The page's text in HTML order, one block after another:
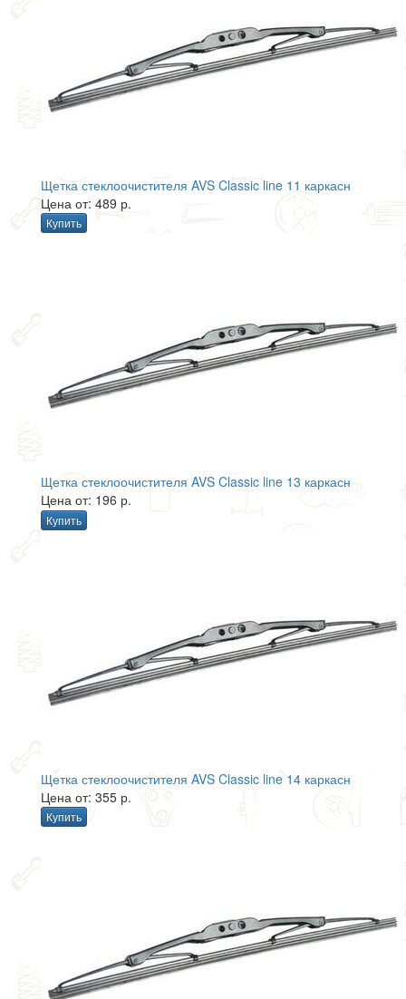
Щетка стеклоочистителя AVS Classic line 11 каркасн
Цена от: 489 р.
Купить
Щетка стеклоочистителя AVS Classic line 13 каркасн
Цена от: 196 р.
Купить
Щетка стеклоочистителя AVS Classic line 14 каркасн
Цена от: 355 р.
Купить